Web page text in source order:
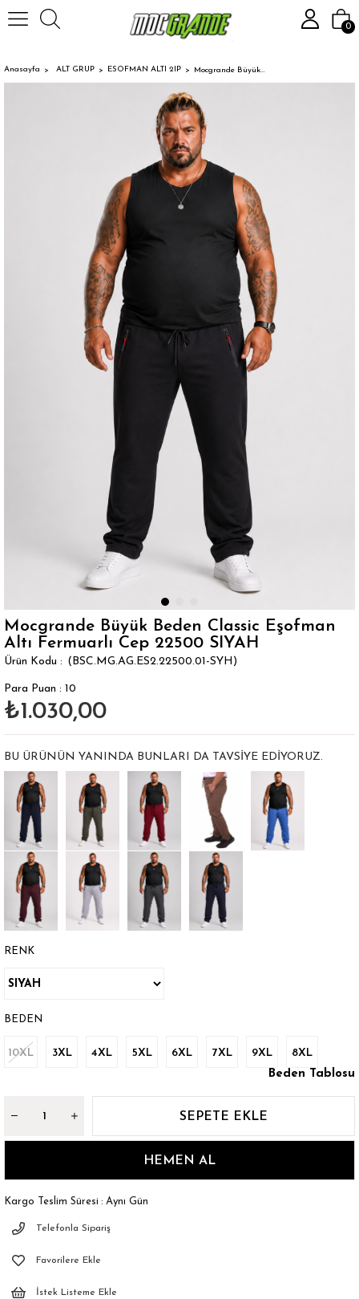
0
Anasayfa ALT GRUP ESOFMAN ALTI 2IP Mocgrande Büyük Beden Classic Eşofman Altı Fermuarlı Cep 22500 SIYAH
Mocgrande Büyük Beden Classic Eşofman
Altı Fermuarlı Cep 22500 SIYAH
(BSC.MG.AG.ES2.22500.01-SYH)
Para Puan : 10
₺1.030,00
BU ÜRÜNÜN YANINDA BUNLARI DA TAVSIYE EDIYORUZ.
RENK
BEDEN
10XL 3XL 4XL 5XL 6XL 7XL 9XL
8XL
Beden Tablosu
Kargo Teslim Süresi : Aynı Gün
Telefonla Sipariş
Favorilere Ekle
İstek Listeme Ekle